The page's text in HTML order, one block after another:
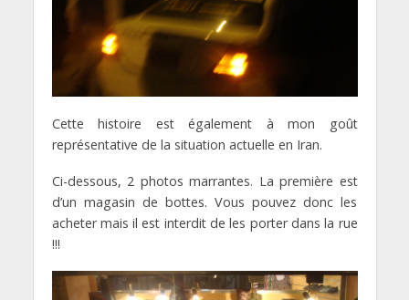
Cette histoire est également à mon goût
représentative de la situation actuelle en Iran.
Ci-dessous, 2 photos marrantes. La première est
d’un magasin de bottes. Vous pouvez donc les
acheter mais il est interdit de les porter dans la rue
!!!